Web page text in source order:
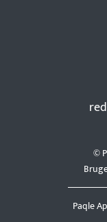
Paqle
©